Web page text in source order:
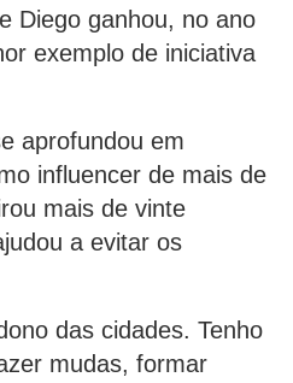
ganhou, no ano
exemplo de iniciativa
em
influencer de mais de
mais de vinte
a evitar os
das cidades. Tenho
mudas, formar